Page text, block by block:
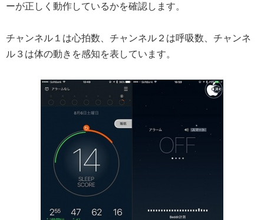
ーが正しく動作しているかを確認します。
チャンネル１は心拍数、チャンネル２は呼吸数、チャンネ
ル３は体の動きを感知を表しています。